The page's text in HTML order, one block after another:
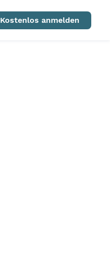
Kostenlos anmelden